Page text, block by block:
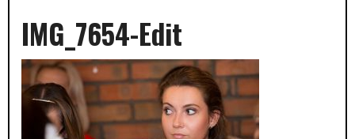
IMG_7654-Edit